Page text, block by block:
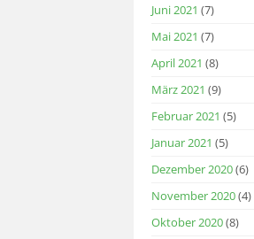
Juni 2021 (7)
Mai 2021 (7)
April 2021 (8)
März 2021 (9)
Februar 2021 (5)
Januar 2021 (5)
Dezember 2020(6)
November 2020(4)
Oktober 2020(8)